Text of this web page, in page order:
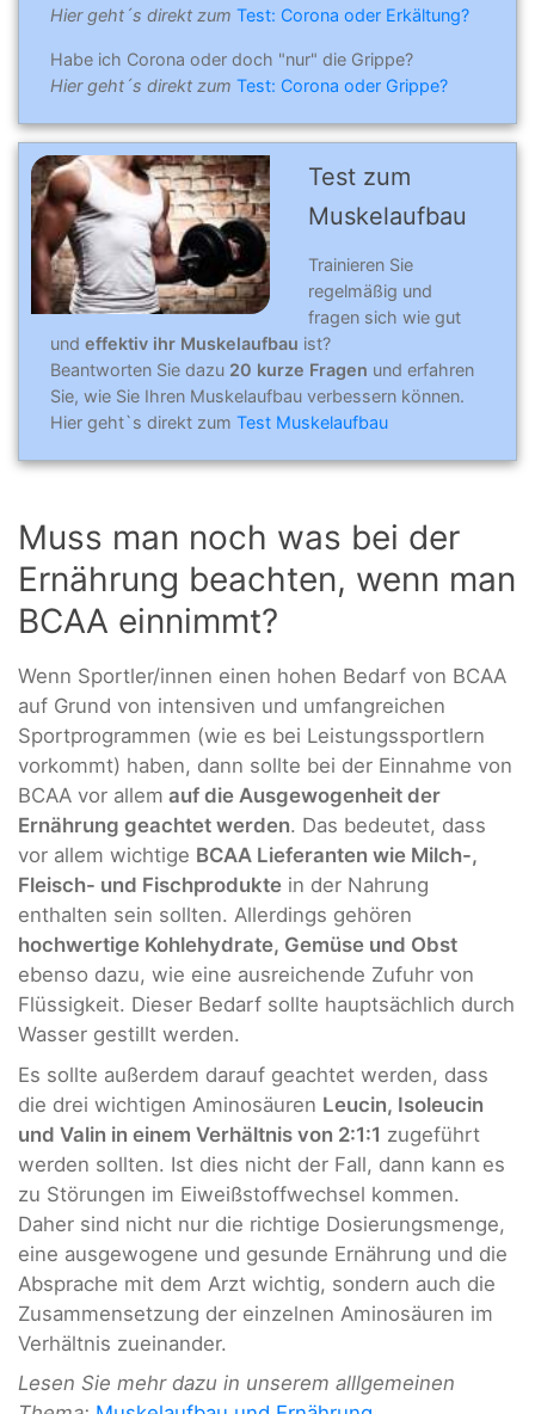
Hier geht´s direkt zum Test: Corona oder Erkältung?
Habe ich Corona oder doch "nur" die Grippe?
Hier geht´s direkt zum Test: Corona oder Grippe?
Test zum
Muskel­auf­bau
Trainieren Sie
regelmäßig und
fragen sich wie gut
und effektiv ihr Muskelaufbau ist?
Beantworten Sie dazu 20 kurze Fragen und erfahren
Sie, wie Sie Ihren Muskelaufbau verbessern können.
Hier geht`s direkt zum Test Muskelaufbau
Muss man noch was bei der
Ernährung beachten, wenn man
BCAA einnimmt?
Wenn Sportler/innen einen hohen Bedarf von BCAA
auf Grund von intensiven und umfangreichen
Sportprogrammen (wie es bei Leistungssportlern
vorkommt) haben, dann sollte bei der Einnahme von
BCAA vor allem auf die Ausgewogenheit der
Ernährung geachtet werden. Das bedeutet, dass
vor allem wichtige BCAA Lieferanten wie Milch-,
Fleisch- und Fischprodukte in der Nahrung
enthalten sein sollten. Allerdings gehören
hochwertige Kohlehydrate, Gemüse und Obst
ebenso dazu, wie eine ausreichende Zufuhr von
Flüssigkeit. Dieser Bedarf sollte hauptsächlich durch
Wasser gestillt werden.
Es sollte außerdem darauf geachtet werden, dass
die drei wichtigen Aminosäuren Leucin, Isoleucin
und Valin in einem Verhältnis von 2:1:1 zugeführt
werden sollten. Ist dies nicht der Fall, dann kann es
zu Störungen im Eiweißstoffwechsel kommen.
Daher sind nicht nur die richtige Dosierungsmenge,
eine ausgewogene und gesunde Ernährung und die
Absprache mit dem Arzt wichtig, sondern auch die
Zusammensetzung der einzelnen Aminosäuren im
Verhältnis zueinander.
Lesen Sie mehr dazu in unserem alllgemeinen